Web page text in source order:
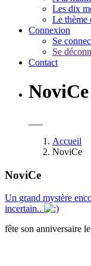
Les dix
Le thème
Connexion
Se
Se
Contact
NoviCe
Accueil
NoviCe
NoviCe
Un grand mystère
incertain..
fête son anniversaire